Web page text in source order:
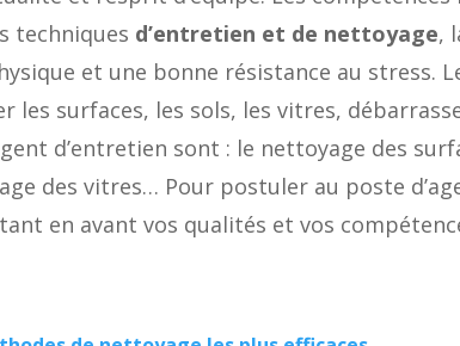
techniques d’entretien et de nettoyage,
et une bonne résistance au stress.
les surfaces, les sols, les vitres,
d’entretien sont : le nettoyage des
des vitres… Pour postuler au poste
en avant vos qualités et vos